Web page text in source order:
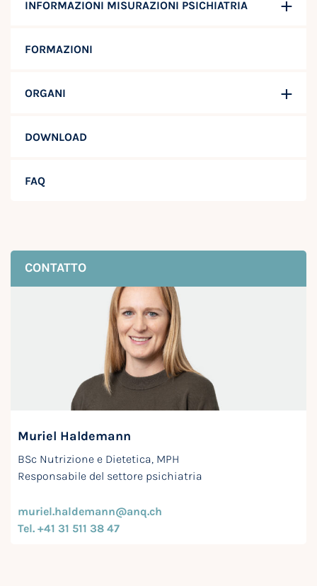
INFORMAZIONI MISURAZIONI PSICHIATRIA
FORMAZIONI
ORGANI
DOWNLOAD
FAQ
CONTATTO
Muriel Haldemann
BSc Nutrizione e Dietetica, MPH
Responsabile del settore psichiatria
muriel.haldemann@anq.ch
Tel. +41 31 511 38 47